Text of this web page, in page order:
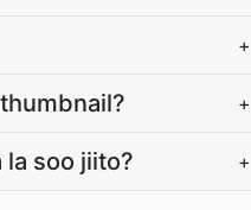
+
+
la soo jiito? +